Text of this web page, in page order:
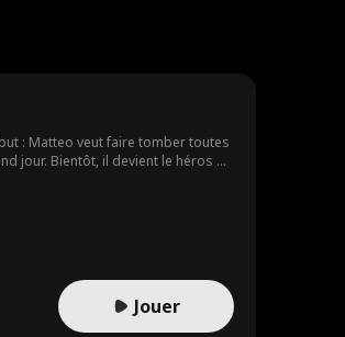
: Matteo veut faire tomber toutes
jour. Bientôt, il devient le héros de
Jouer